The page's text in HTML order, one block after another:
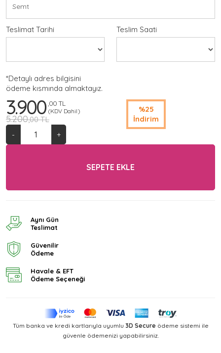
Teslimat Tarihi Teslim Saati
*Detaylı adres bilgisini
ödeme kısmında almaktayız.
%25
İndirim
3.900 ,00 TL
(KDV Dahil)
5.200,00 TL
-
+
SEPETE EKLE
Aynı Gün
Teslimat
Güvenilir
Ödeme
Havale & EFT
Ödeme Seçeneği
Tüm banka ve kredi kartlarıyla uyumlu 3D Secure ödeme sistemi ile
güvenle ödemenizi yapabilirsiniz.